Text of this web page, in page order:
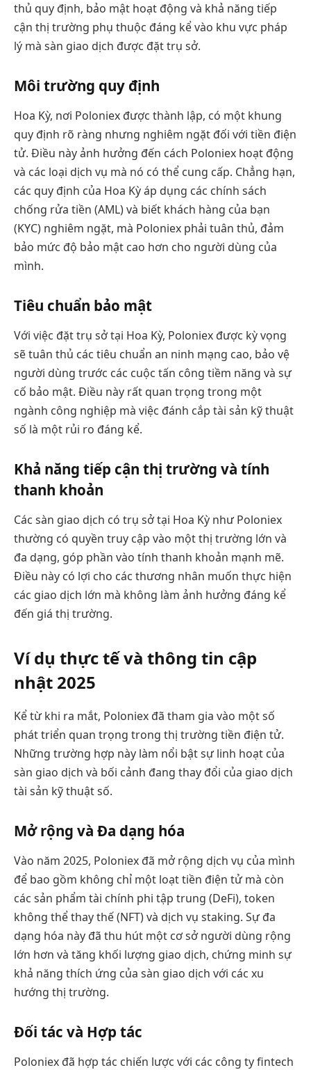
thủ quy định, bảo mật hoạt động và khả năng tiếp
cận thị trường phụ thuộc đáng kể vào khu vực pháp
lý mà sàn giao dịch được đặt trụ sở.
Môi trường quy định
Hoa Kỳ, nơi Poloniex được thành lập, có một khung
quy định rõ ràng nhưng nghiêm ngặt đối với tiền điện
tử. Điều này ảnh hưởng đến cách Poloniex hoạt động
và các loại dịch vụ mà nó có thể cung cấp. Chẳng hạn,
các quy định của Hoa Kỳ áp dụng các chính sách
chống rửa tiền (AML) và biết khách hàng của bạn
(KYC) nghiêm ngặt, mà Poloniex phải tuân thủ, đảm
bảo mức độ bảo mật cao hơn cho người dùng của
mình.
Tiêu chuẩn bảo mật
Với việc đặt trụ sở tại Hoa Kỳ, Poloniex được kỳ vọng
sẽ tuân thủ các tiêu chuẩn an ninh mạng cao, bảo vệ
người dùng trước các cuộc tấn công tiềm năng và sự
cố bảo mật. Điều này rất quan trọng trong một
ngành công nghiệp mà việc đánh cắp tài sản kỹ thuật
số là một rủi ro đáng kể.
Khả năng tiếp cận thị trường và tính
thanh khoản
Các sàn giao dịch có trụ sở tại Hoa Kỳ như Poloniex
thường có quyền truy cập vào một thị trường lớn và
đa dạng, góp phần vào tính thanh khoản mạnh mẽ.
Điều này có lợi cho các thương nhân muốn thực hiện
các giao dịch lớn mà không làm ảnh hưởng đáng kể
đến giá thị trường.
Ví dụ thực tế và thông tin cập
nhật 2025
Kể từ khi ra mắt, Poloniex đã tham gia vào một số
phát triển quan trọng trong thị trường tiền điện tử.
Những trường hợp này làm nổi bật sự linh hoạt của
sàn giao dịch và bối cảnh đang thay đổi của giao dịch
tài sản kỹ thuật số.
Mở rộng và Đa dạng hóa
Vào năm 2025, Poloniex đã mở rộng dịch vụ của mình
để bao gồm không chỉ một loạt tiền điện tử mà còn
các sản phẩm tài chính phi tập trung (DeFi), token
không thể thay thế (NFT) và dịch vụ staking. Sự đa
dạng hóa này đã thu hút một cơ sở người dùng rộng
lớn hơn và tăng khối lượng giao dịch, chứng minh sự
khả năng thích ứng của sàn giao dịch với các xu
hướng thị trường.
Đối tác và Hợp tác
Poloniex đã hợp tác chiến lược với các công ty fintech